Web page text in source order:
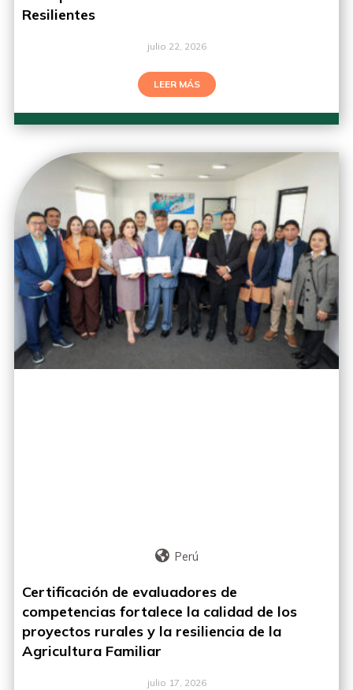
Resilientes
julio 22, 2026
LEER MÁS
Perú
Certificación de evaluadores de
competencias fortalece la calidad de los
proyectos rurales y la resiliencia de la
Agricultura Familiar
julio 17, 2026